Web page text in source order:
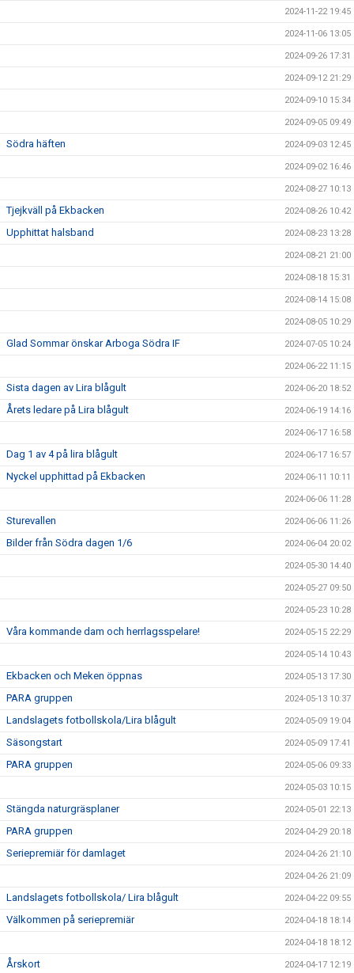
2024-11-22 19:45
2024-11-06 13:05
2024-09-26 17:31
2024-09-12 21:29
2024-09-10 15:34
2024-09-05 09:49
Södra häften 2024-09-03 12:45
2024-09-02 16:46
2024-08-27 10:13
Tjejkväll på Ekbacken 2024-08-26 10:42
Upphittat halsband 2024-08-23 13:28
2024-08-21 21:00
2024-08-18 15:31
2024-08-14 15:08
2024-08-05 10:29
Glad Sommar önskar Arboga Södra IF 2024-07-05 10:24
2024-06-22 11:15
Sista dagen av Lira blågult 2024-06-20 18:52
Årets ledare på Lira blågult 2024-06-19 14:16
2024-06-17 16:58
Dag 1 av 4 på lira blågult 2024-06-17 16:57
Nyckel upphittad på Ekbacken 2024-06-11 10:11
2024-06-06 11:28
Sturevallen 2024-06-06 11:26
Bilder från Södra dagen 1/6 2024-06-04 20:02
2024-05-30 14:40
2024-05-27 09:50
2024-05-23 10:28
Våra kommande dam och herrlagsspelare! 2024-05-15 22:29
2024-05-14 10:43
Ekbacken och Meken öppnas 2024-05-13 17:30
PARA gruppen 2024-05-13 10:37
Landslagets fotbollskola/Lira blågult 2024-05-09 19:04
Säsongstart 2024-05-09 17:41
PARA gruppen 2024-05-06 09:33
2024-05-03 10:15
Stängda naturgräsplaner 2024-05-01 22:13
PARA gruppen 2024-04-29 20:18
Seriepremiär för damlaget 2024-04-26 21:10
2024-04-26 21:09
Landslagets fotbollskola/ Lira blågult 2024-04-22 09:55
Välkommen på seriepremiär 2024-04-18 18:14
2024-04-18 18:12
Årskort 2024-04-17 12:19